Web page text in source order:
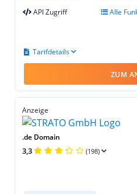
API Zugriff
Alle
Tarifdetails
ZUM
Anzeige
.de Domain
3,3 (198)